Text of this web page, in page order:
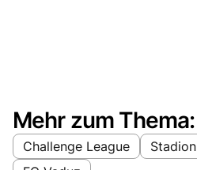
Mehr zum Thema:
Challenge League Stadion